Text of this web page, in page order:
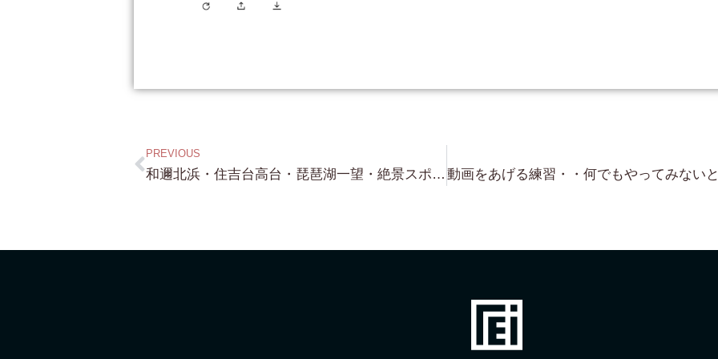
PREVIOUS
和邇北浜・住吉台高台・琵琶湖一望・絶景スポット・約100坪 1,980万円 ２区画 高台の頂上付近です！ 眺め最高の土地です！